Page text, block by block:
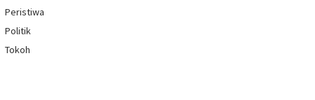
Peristiwa
Politik
Tokoh